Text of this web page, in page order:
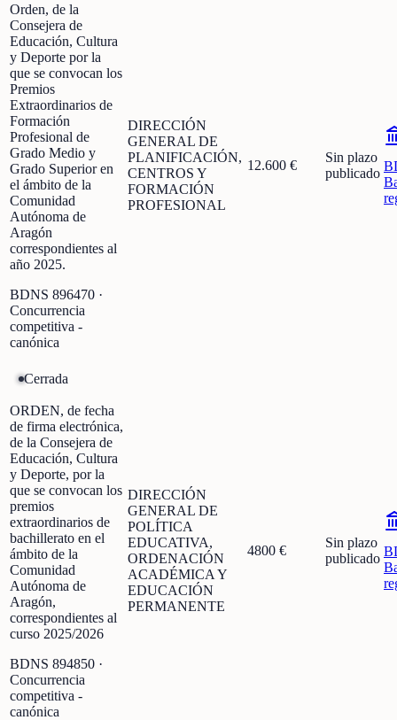
Orden, de la
Consejera de
Educación, Cultura
y Deporte por la
que se convocan los
Premios
Extraordinarios de
Formación
Profesional de
Grado Medio y
Grado Superior en
el ámbito de la
Comunidad
Autónoma de
Aragón
correspondientes al
año 2025.
BDNS 896470 ·
Concurrencia
competitiva -
canónica
DIRECCIÓN
GENERAL DE
PLANIFICACIÓN,
CENTROS Y
FORMACIÓN
PROFESIONAL
12.600 €
Sin plazo
publicado
Cerrada
ORDEN, de fecha
de firma electrónica,
de la Consejera de
Educación, Cultura
y Deporte, por la
que se convocan los
premios
extraordinarios de
bachillerato en el
ámbito de la
Comunidad
Autónoma de
Aragón,
correspondientes al
curso 2025/2026
BDNS 894850 ·
Concurrencia
competitiva -
canónica
DIRECCIÓN
GENERAL DE
POLÍTICA
EDUCATIVA,
ORDENACIÓN
ACADÉMICA Y
EDUCACIÓN
PERMANENTE
4800 €
Sin plazo
publicado